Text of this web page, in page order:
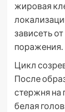
жировая
зависеть
поражения.
Цикл
После
стержня на
белая